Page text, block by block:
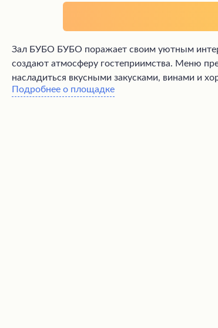
Зал БУБО БУБО поражает своим уютным
создают атмосферу гостеприимства. Меню
насладиться вкусными закусками, винами и
Подробнее о площадке